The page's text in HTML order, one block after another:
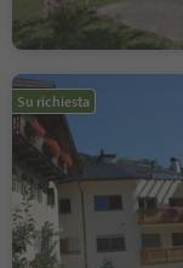
Su richiesta